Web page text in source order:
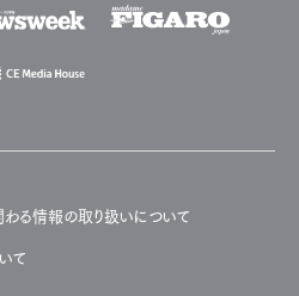
る情報の取り扱いについて
て